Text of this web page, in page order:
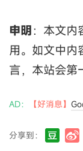
申明：本文内
用。如文中内
言，本站会第
AD： 【好消息】
分享到：